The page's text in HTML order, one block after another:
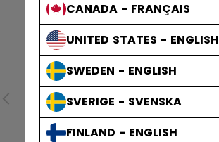
CANADA - FRANÇAIS
UNITED STATES - ENGLISH
SWEDEN - ENGLISH
SVERIGE - SVENSKA
FINLAND - ENGLISH